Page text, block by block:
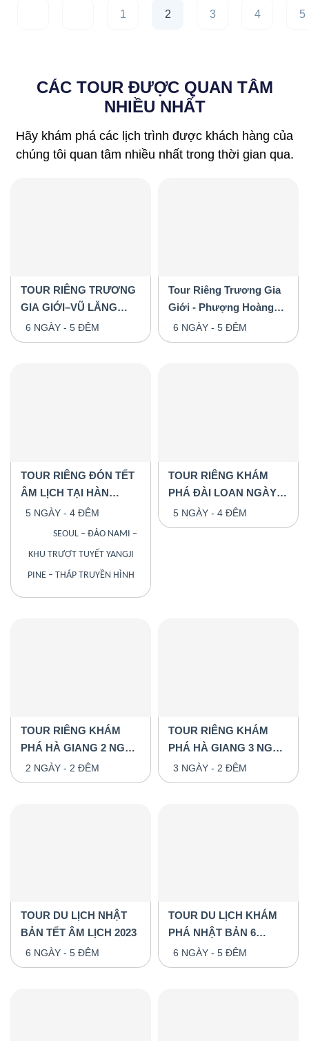
1 2 3 4 5
CÁC TOUR ĐƯỢC QUAN TÂM
NHIỀU NHẤT
Hãy khám phá các lịch trình được khách hàng của
chúng tôi quan tâm nhiều nhất trong thời gian qua.
TOUR RIÊNG TRƯƠNG
GIA GIỚI–VŨ LĂNG
NGUYÊN–PHƯỢNG
HOÀNG CỔ TRẤN
6 NGÀY - 5 ĐÊM
Tour Riêng Trương Gia
Giới - Phượng Hoàng
Cổ Trấn - 6 Ngày Ôtô,
Tầu Hỏa & Máy Bay
6 NGÀY - 5 ĐÊM
TOUR RIÊNG ĐÓN TẾT
ÂM LỊCH TẠI HÀN
QUỐC 5 NGÀY 4 ĐÊM
5 NGÀY - 4 ĐÊM
SEOUL – ĐẢO NAMI –
KHU TRƯỢT TUYẾT YANGJI
PINE – THÁP TRUYỀN HÌNH
TOUR RIÊNG KHÁM
PHÁ ĐÀI LOAN NGÀY
TRỞ LẠI
5 NGÀY - 4 ĐÊM
TOUR RIÊNG KHÁM
PHÁ HÀ GIANG 2 NGÀY
2 ĐÊM
2 NGÀY - 2 ĐÊM
TOUR RIÊNG KHÁM
PHÁ HÀ GIANG 3 NGÀY
2 ĐÊM
3 NGÀY - 2 ĐÊM
TOUR DU LỊCH NHẬT
BẢN TẾT ÂM LỊCH 2023
6 NGÀY - 5 ĐÊM
TOUR DU LỊCH KHÁM
PHÁ NHẬT BẢN 6
NGÀY - 5 ĐÊM
6 NGÀY - 5 ĐÊM